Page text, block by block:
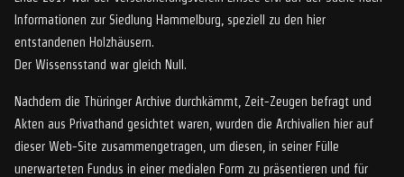
Informationen zur Siedlung Hammelburg, speziell zu den hier
entstandenen Holzhäusern.
Der Wissensstand war gleich Null.
Nachdem die Thüringer Archive durchkämmt, Zeit-Zeugen befragt und
Akten aus Privathand gesichtet waren, wurden die Archivalien hier auf
dieser Web-Site zusammengetragen, um diesen, in seiner Fülle
unerwarteten Fundus in einer medialen Form zu präsentieren und für